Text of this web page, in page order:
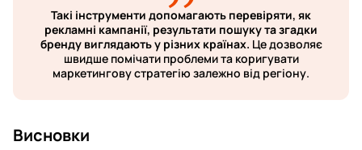
Такі інструменти допомагають перевіряти, як
рекламні кампанії, результати пошуку та згадки
бренду виглядають у різних країнах. Це дозволяє
швидше помічати проблеми та коригувати
маркетингову стратегію залежно від регіону.
Висновки